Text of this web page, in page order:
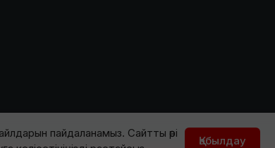
пайдаланамыз. Сайтты әрі
Қабылдау